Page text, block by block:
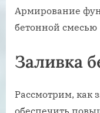
Армирование
бетонной смесью
Заливка
Рассмотрим, как